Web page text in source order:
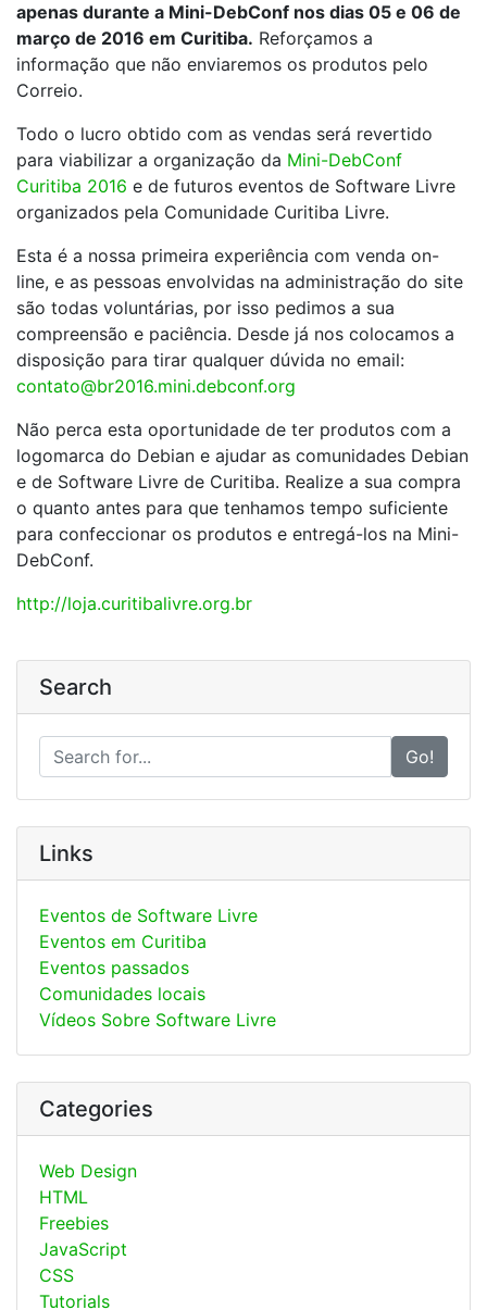
apenas durante a Mini-DebConf nos dias 05 e 06 de
março de 2016 em Curitiba. Reforçamos a
informação que não enviaremos os produtos pelo
Correio.
Todo o lucro obtido com as vendas será revertido
para viabilizar a organização da Mini-DebConf
Curitiba 2016 e de futuros eventos de Software Livre
organizados pela Comunidade Curitiba Livre.
Esta é a nossa primeira experiência com venda on-
line, e as pessoas envolvidas na administração do site
são todas voluntárias, por isso pedimos a sua
compreensão e paciência. Desde já nos colocamos a
disposição para tirar qualquer dúvida no email:
contato@br2016.mini.debconf.org
Não perca esta oportunidade de ter produtos com a
logomarca do Debian e ajudar as comunidades Debian
e de Software Livre de Curitiba. Realize a sua compra
o quanto antes para que tenhamos tempo suficiente
para confeccionar os produtos e entregá-los na Mini-
DebConf.
http://loja.curitibalivre.org.br
Search
Go!
Links
Eventos de Software Livre
Eventos em Curitiba
Eventos passados
Comunidades locais
Vídeos Sobre Software Livre
Categories
Web Design
HTML
Freebies
JavaScript
CSS
Tutorials